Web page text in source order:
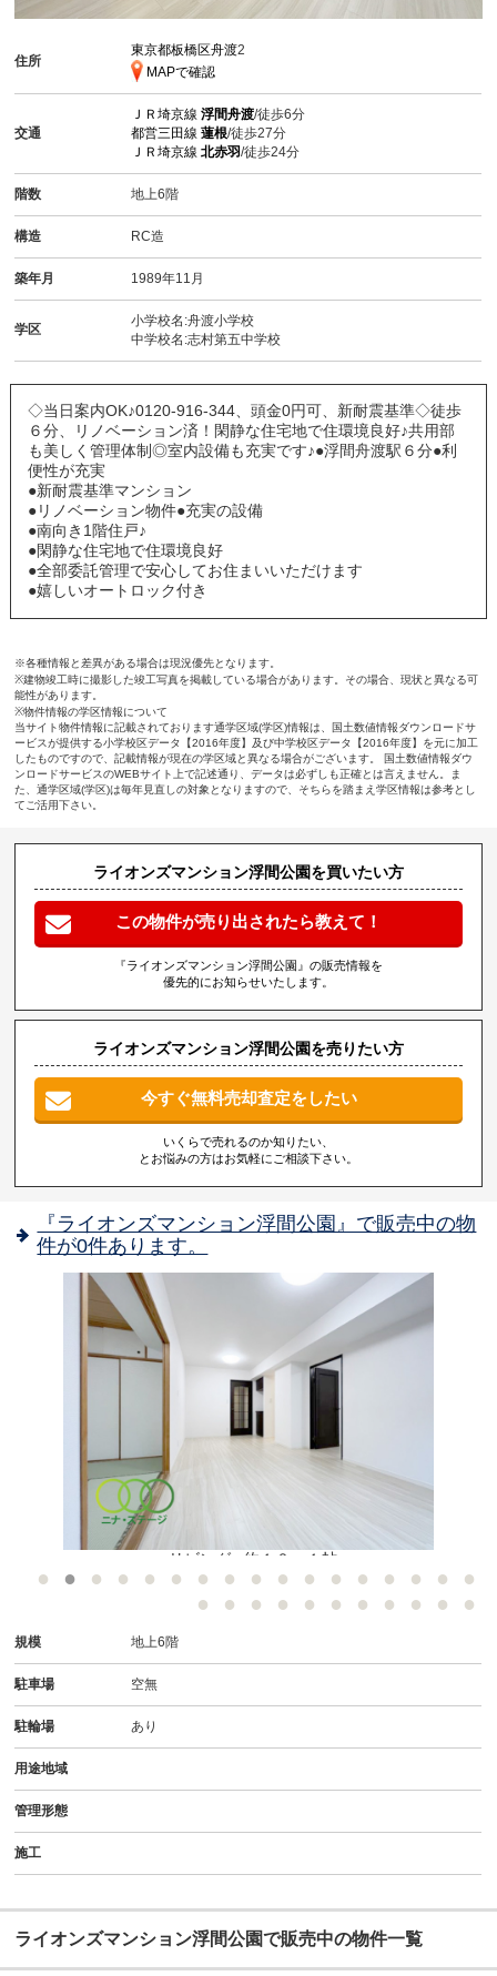
住所
東京都板橋区舟渡2
MAPで確認
交通
ＪＲ埼京線浮間舟渡/徒歩6分
都営三田線蓮根/徒歩27分
ＪＲ埼京線北赤羽/徒歩24分
階数 地上6階
構造 RC造
築年月 1989年11月
学区
小学校名:舟渡小学校
中学校名:志村第五中学校
◇当日案内OK♪0120-916-344、頭金0円可、新耐震基準◇徒歩
６分、リノベーション済！閑静な住宅地で住環境良好♪共用部
も美しく管理体制◎室内設備も充実です♪●浮間舟渡駅６分●利
便性が充実
●新耐震基準マンション
●リノベーション物件●充実の設備
●南向き1階住戸♪
●閑静な住宅地で住環境良好
●全部委託管理で安心してお住まいいただけます
●嬉しいオートロック付き
※各種情報と差異がある場合は現況優先となります。
※建物竣工時に撮影した竣工写真を掲載している場合があります。その場合、現状と異なる可
能性があります。
※物件情報の学区情報について
当サイト物件情報に記載されております通学区域(学区)情報は、国土数値情報ダウンロードサ
ービスが提供する小学校区データ【2016年度】及び中学校区データ【2016年度】を元に加工
したものですので、記載情報が現在の学区域と異なる場合がございます。 国土数値情報ダウ
ンロードサービスのWEBサイト上で記述通り、データは必ずしも正確とは言えません。ま
た、通学区域(学区)は毎年見直しの対象となりますので、そちらを踏まえ学区情報は参考とし
てご活用下さい。
ライオンズマンション浮間公園を買いたい方
この物件が売り出されたら教えて！
『ライオンズマンション浮間公園』の販売情報を
優先的にお知らせいたします。
ライオンズマンション浮間公園を売りたい方
今すぐ無料売却査定をしたい
いくらで売れるのか知りたい、
とお悩みの方はお気軽にご相談下さい。
『ライオンズマンション浮間公園』で販売中の物
件が0件あります。
●リビング● 約１０．１帖
規模 地上6階
駐車場 空無
駐輪場 あり
用途地域
管理形態
施工
ライオンズマンション浮間公園で販売中の物件一覧